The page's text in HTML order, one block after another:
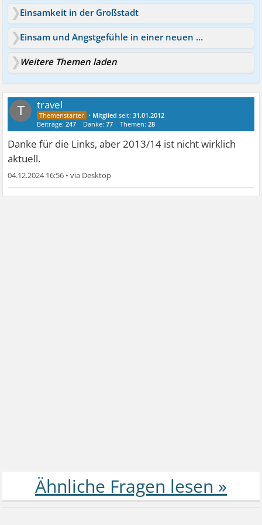
Einsamkeit in der Großstadt
Einsam und Angstgefühle in einer neuen Stadt Was tun?
Weitere Themen laden
T travel
• Mitglied seit:31.01.2012
Beiträge:247 Danke:77 Themen:28
Danke für die Links, aber 2013/14 ist nicht wirklich
aktuell.
04.12.2024 16:56 •